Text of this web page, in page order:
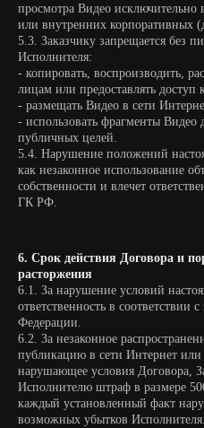
просмотра Видео
или внутренних корпоративных
5.3. Заказчику запрещается без
Исполнителя:
- копировать, воспроизводить,
лицам или предоставлять доступ
- размещать Видео в сети
- использовать фрагменты Видео
публичных целей.
5.4. Нарушение положений
как незаконное использование
собственности и влечет
ГК РФ.
6. Срок действия Договора и
расторжения
6.1. За нарушение условий
ответственность в соответствии
Федерации.
6.2. За незаконное
публикацию в сети Интернет
нарушающее условия Договора,
Исполнителю штраф в размере
каждый установленный факт
возможных убытков Исполнителя.
9-10 сентября